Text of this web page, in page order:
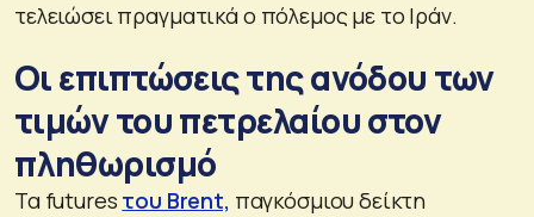
τελειώσει πραγματικά ο πόλεμος με το Ιράν.
Οι επιπτώσεις της ανόδου των
τιμών του πετρελαίου στον
πληθωρισμό
Τα futures του Brent, παγκόσμιου δείκτη